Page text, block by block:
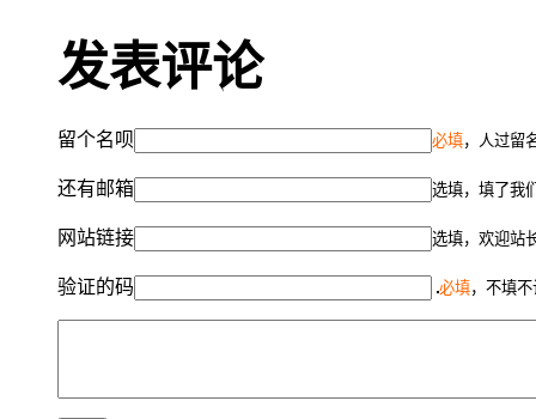
发表评论
留个名呗 必填，人过留
还有邮箱 选填，填了我
网站链接 选填，欢迎站
验证的码 必填，不填